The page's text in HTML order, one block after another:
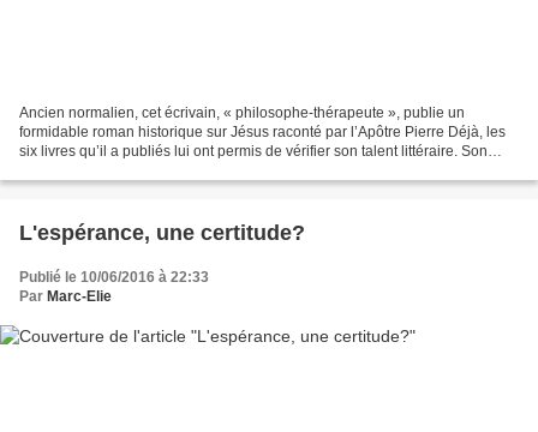
Ancien normalien, cet écrivain, « philosophe-thérapeute », publie un
formidable roman historique sur Jésus raconté par l’Apôtre Pierre Déjà, les
six livres qu’il a publiés lui ont permis de vérifier son talent littéraire. Son
L'espérance, une certitude?
Publié le 10/06/2016 à 22:33
Par Marc-Elie